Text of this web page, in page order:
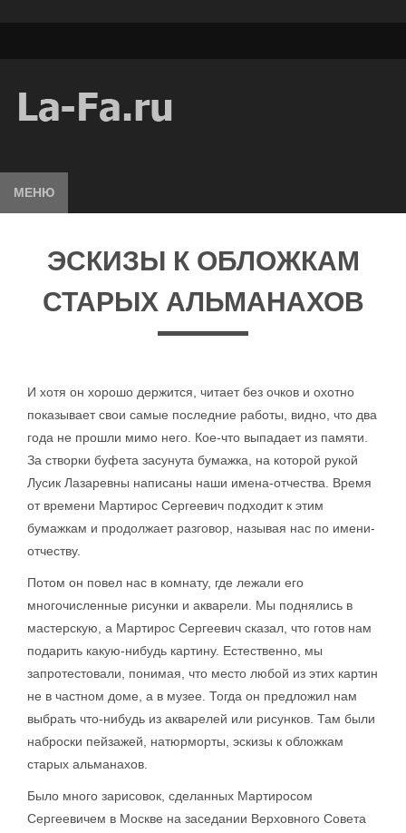
МЕНЮ
ЭСКИЗЫ К ОБЛОЖКАМ
СТАРЫХ АЛЬМАНАХОВ
И хотя он хорошо держится, читает без очков и охотно
показывает свои самые последние работы, видно, что два
года не прошли мимо него. Кое-что выпадает из памяти.
За створки буфета засунута бумажка, на которой рукой
Лусик Лазаревны написаны наши имена-отчества. Время
от времени Мартирос Сергеевич подходит к этим
бумажкам и продолжает разговор, называя нас по имени-
отчеству.
Потом он повел нас в комнату, где лежали его
многочисленные рисунки и акварели. Мы поднялись в
мастерскую, а Мартирос Сергеевич сказал, что готов нам
подарить какую-нибудь картину. Естественно, мы
запротестовали, понимая, что место любой из этих картин
не в частном доме, а в музее. Тогда он предложил нам
выбрать что-нибудь из акварелей или рисунков. Там были
наброски пейзажей, натюрморты, эскизы к обложкам
старых альманахов.
Было много зарисовок, сделанных Мартиросом
Сергеевичем в Москве на заседании Верховного Совета